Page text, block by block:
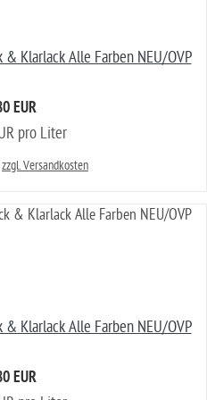
Klarlack Alle Farben NEU/OVP
EUR
pro Liter
zzgl. Versandkosten
Klarlack Alle Farben NEU/OVP
EUR